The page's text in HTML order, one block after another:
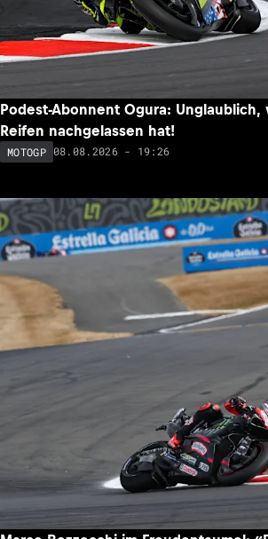
Champion Marc Marquez brach ein:
Fahrt nur, um zu überleben
MOTOGP 08.08.2026 - 20:19
Podest-Abonnent Ogura:
Reifen nachgelassen hat!
MOTOGP 08.08.2026 - 19:26